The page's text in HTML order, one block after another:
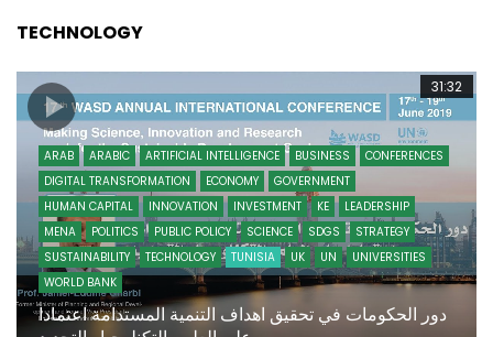
TECHNOLOGY
31:32
ARAB ARABIC ARTIFICIAL INTELLIGENCE BUSINESS
CONFERENCES
DIGITAL TRANSFORMATION
ECONOMY
GOVERNMENT
HUMAN CAPITAL
INNOVATION INVESTMENT KE
LEADERSHIP
MENA
POLITICS PUBLIC POLICY SCIENCE SDGS
STRATEGY
SUSTAINABILITY
TECHNOLOGY TUNISIA UK UN
UNIVERSITIES
WORLD BANK
دور الحكومات في تحقيق اهداف التنمية المستدامة اعتمادا